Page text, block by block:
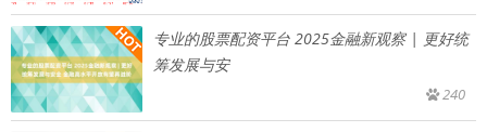
专业的股票配资平台 2025金融新观察 | 更好统
筹发展与安
240